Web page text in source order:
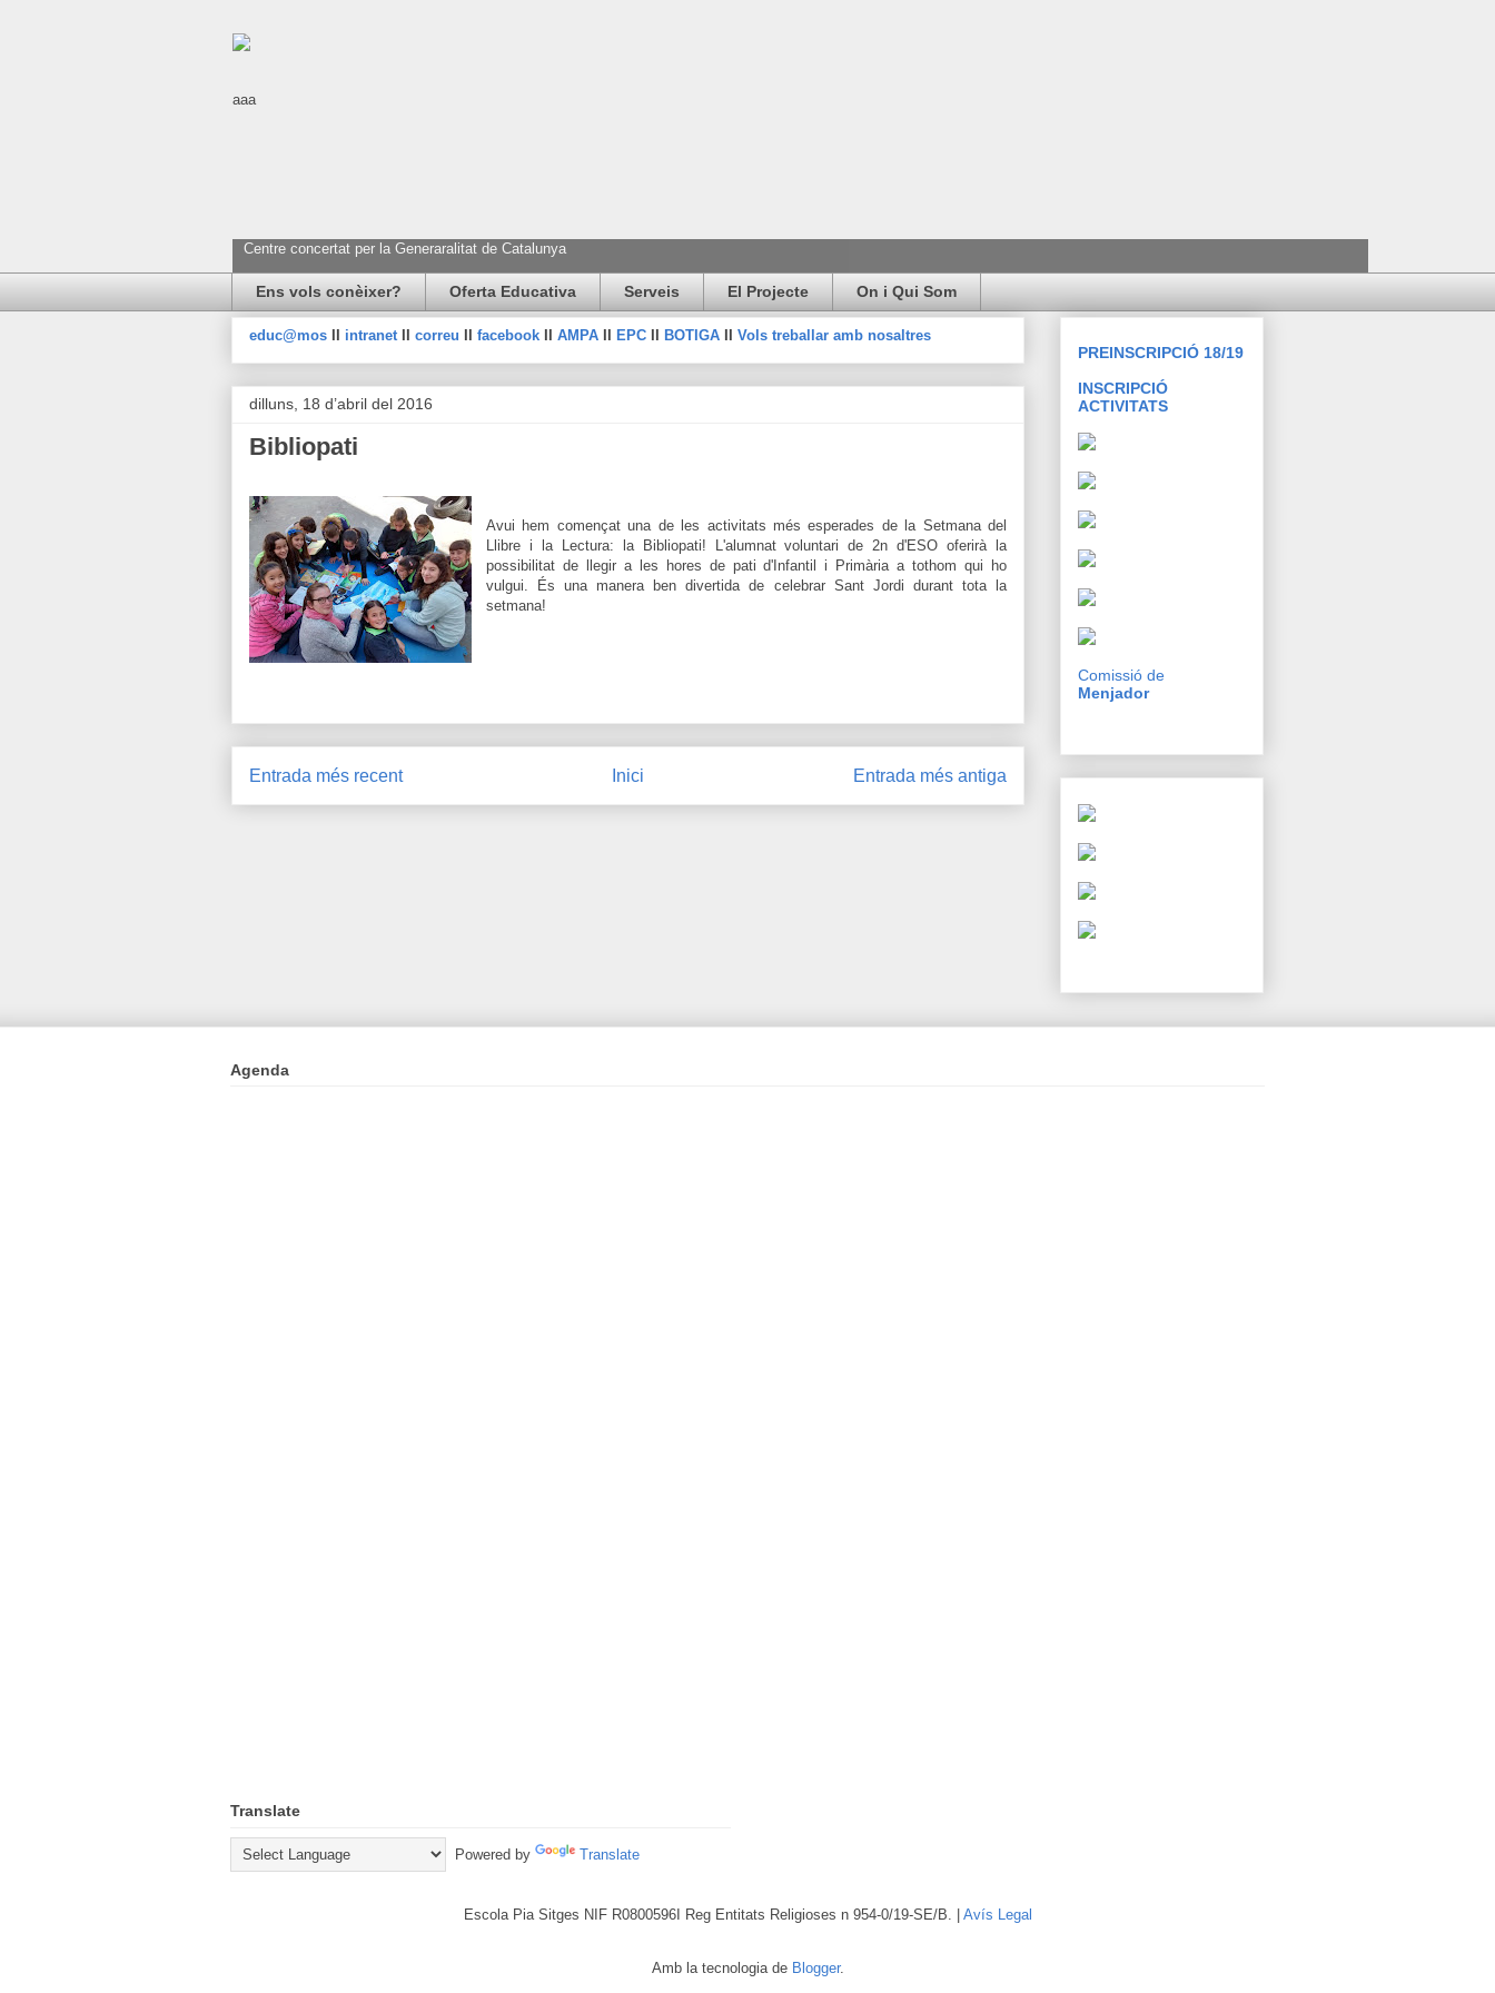
Centre concertat per la Generaralitat de Catalunya
aaa
Ens vols conèixer? Oferta Educativa Serveis El Projecte On i Qui Som
educ@mos intranet correu facebook AMPA EPC BOTIGA Vols treballar amb nosaltres
dilluns, 18 d’abril del 2016
Bibliopati
Avui hem començat una de les activitats més esperades de la Setmana del
Llibre i la Lectura: la Bibliopati! L'alumnat voluntari de 2n d'ESO oferirà la
possibilitat de llegir a les hores de pati d'Infantil i Primària a tothom qui ho
vulgui. És una manera ben divertida de celebrar Sant Jordi durant tota la
setmana!
Entrada més recent Entrada més antiga
Inici
PREINSCRIPCIÓ 18/19
INSCRIPCIÓ
ACTIVITATS
Comissió de
Menjador
Agenda
Translate
Powered by Translate
Escola Pia Sitges NIF R0800596I Reg Entitats Religioses n 954-0/19-SE/B. | Avís Legal
Amb la tecnologia de Blogger.